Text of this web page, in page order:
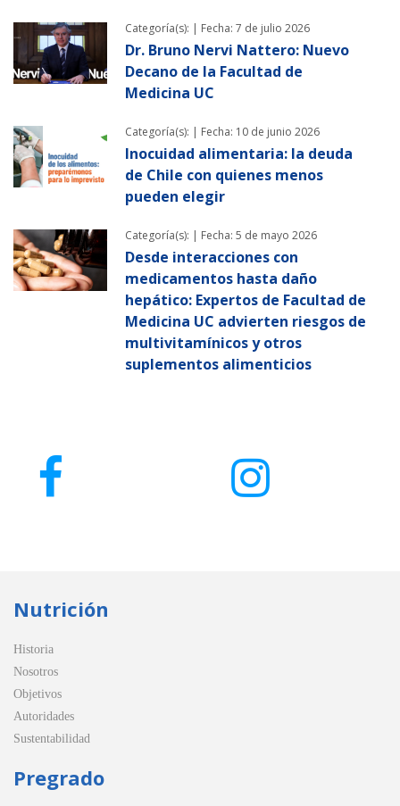
Categoría(s): | Fecha: 7 de julio 2026
Dr. Bruno Nervi Nattero: Nuevo
Decano de la Facultad de
Medicina UC
Categoría(s): | Fecha: 10 de junio 2026
Inocuidad alimentaria: la deuda
de Chile con quienes menos
pueden elegir
Categoría(s): | Fecha: 5 de mayo 2026
Desde interacciones con
medicamentos hasta daño
hepático: Expertos de Facultad de
Medicina UC advierten riesgos de
multivitamínicos y otros
suplementos alimenticios
Nutrición
Historia
Nosotros
Objetivos
Autoridades
Sustentabilidad
Pregrado